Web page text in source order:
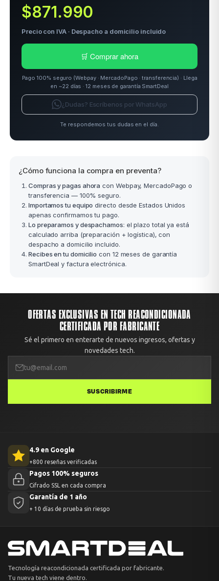
$871.990
Precio con IVA · Despacho a domicilio incluido
🛒 Comprar ahora
Pago 100% seguro (Webpay · MercadoPago · transferencia) · Llega
en ~22 días · 12 meses de garantía SmartDeal
¿Dudas? Escríbenos por WhatsApp
Te respondemos tus dudas en el día.
¿Cómo funciona la compra en preventa?
Compras y pagas ahora con Webpay, MercadoPago o
transferencia — 100% seguro.
Importamos tu equipo directo desde Estados Unidos
apenas confirmamos tu pago.
Lo preparamos y despachamos: el plazo total ya está
calculado arriba (preparación + logística), con
despacho a domicilio incluido.
Recibes en tu domicilio con 12 meses de garantía
SmartDeal y factura electrónica.
OFERTAS EXCLUSIVAS EN TECH REACONDICIONADA
CERTIFICADA POR FABRICANTE
Sé el primero en enterarte de nuevos ingresos, ofertas y
novedades tech.
SUSCRIBIRME
4.9 en Google
+800 reseñas verificadas
Pagos 100% seguros
Cifrado SSL en cada compra
Garantía de 1 año
+ 10 días de prueba sin riesgo
Tecnología reacondicionada certificada por fabricante.
Tu nueva tech viene dentro.